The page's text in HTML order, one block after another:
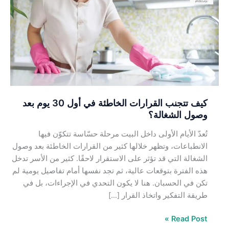
كيف تتجنب القرارات الخاطئة في أول 30 يوم بعد
وصول الشغالة؟
تُعدّ الأيام الأولى داخل البيت مرحلة حسّاسة تتكوّن فيها
الانطباعات، وتظهر خلالها كثير من القرارات الخاطئة بعد وصول
الشغالة التي قد تؤثر على الاستقرار لاحقًا. كثير من الأسر تدخل
هذه الفترة بتوقعات عالية، ثم تجد نفسها أمام تفاصيل يومية لم
تكن في الحسبان. هنا لا يكون التحدي في الإجراءات، بل في
طريقة التفكير واتخاذ القرار […]
القرارات
الخاطئة
في
أول
30
يوم
بعد
الشغالة؟
Read Post »